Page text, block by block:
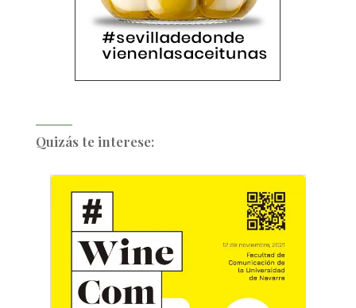
Quizás te interese: